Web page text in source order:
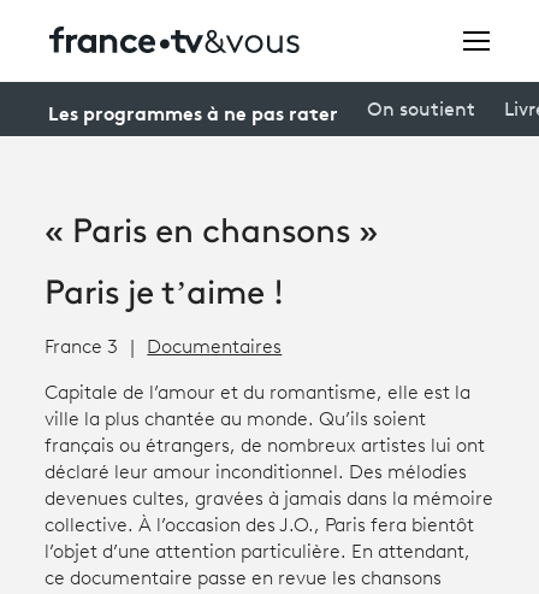
Creators
À la une
Participer et assister à une émission
À votre écoute
Productions et innovation
Programme tv
Les programmes à ne pas rater On soutient
« Paris en chansons »
Paris je t’aime !
France 3 Documentaires
Capitale de l’amour et du romantisme, elle est la
ville la plus chantée au monde. Qu’ils soient
français ou étrangers, de nombreux artistes lui ont
déclaré leur amour inconditionnel. Des mélodies
devenues cultes, gravées à jamais dans la mémoire
collective. À l’occasion des J.O., Paris fera bientôt
l’objet d’une attention particulière. En attendant,
ce documentaire passe en revue les chansons